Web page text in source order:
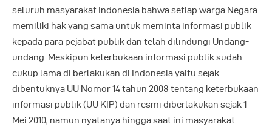
seluruh masyarakat Indonesia bahwa setiap warga Negara
memiliki hak yang sama untuk meminta informasi publik
kepada para pejabat publik dan telah dilindungi Undang-
undang. Meskipun keterbukaan informasi publik sudah
cukup lama di berlakukan di Indonesia yaitu sejak
dibentuknya UU Nomor 14 tahun 2008 tentang keterbukaan
informasi publik (UU KIP) dan resmi diberlakukan sejak 1
Mei 2010, namun nyatanya hingga saat ini masyarakat